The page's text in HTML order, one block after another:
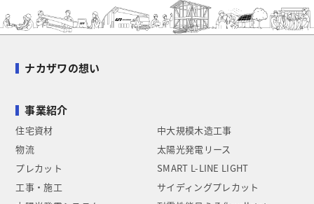
ナカザワの想い
事業紹介
住宅資材
物流
プレカット
工事・施工
中大規模木造工事
太陽光発電リース
SMART L-LINE LIGHT
サイディングプレカット